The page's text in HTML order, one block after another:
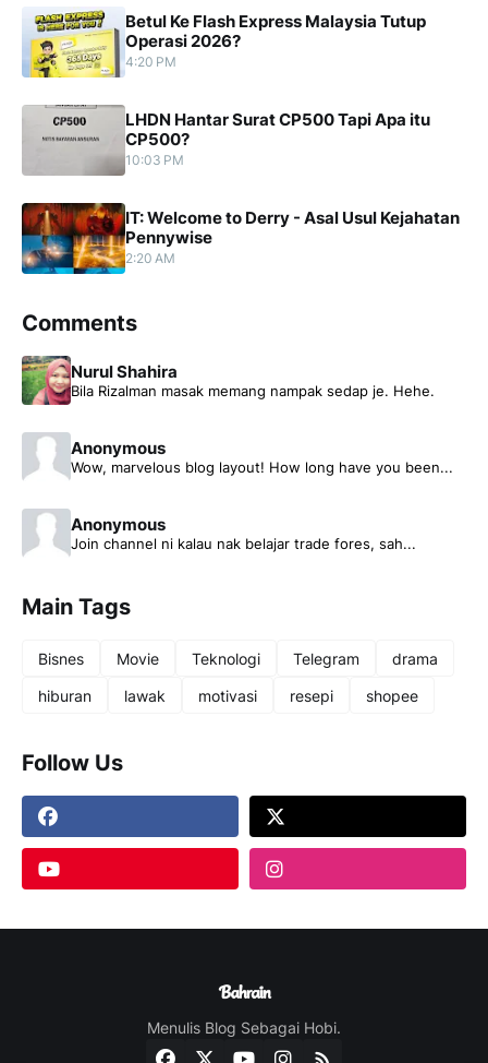
Betul Ke Flash Express Malaysia Tutup
Operasi 2026?
4:20 PM
LHDN Hantar Surat CP500 Tapi Apa itu
CP500?
10:03 PM
IT: Welcome to Derry - Asal Usul Kejahatan
Pennywise
2:20 AM
Comments
Nurul Shahira
Bila Rizalman masak memang nampak sedap je. Hehe.
Anonymous
Wow, marvelous blog layout! How long have you been...
Anonymous
Join channel ni kalau nak belajar trade fores, sah...
Main Tags
Bisnes Movie Teknologi Telegram
drama
hiburan
lawak motivasi resepi shopee
Follow Us
Menulis Blog Sebagai Hobi.